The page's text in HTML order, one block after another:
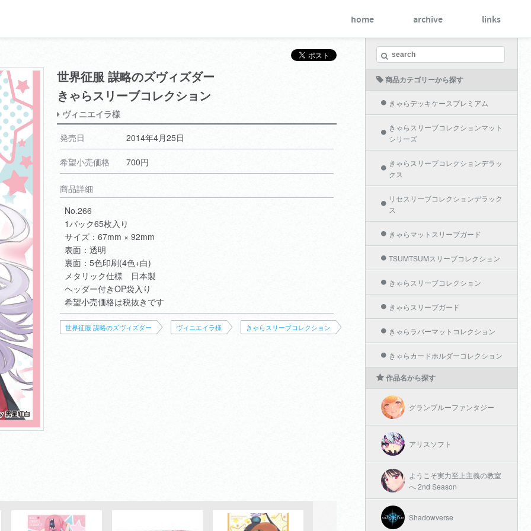
home archive links
世界征服 謀略のズヴィズダー
きゃらスリーブコレクション
ヴィニエイラ様
発売日
2014年4月25日
希望小売価格 700円
商品詳細
No.266
1パック65枚入り
サイズ：67mm × 92mm
表面：透明
裏面：5色印刷(4色+白)
メタリック仕様 日本製
ヘッダー付きOP袋入り
希望小売価格は税抜きです
世界征服 謀略のズヴィズダー ヴィニエイラ様 きゃらスリーブコレクション
商品カテゴリーから探す
きゃらデッキケースプレミアム
きゃらスリーブコレクションマット
シリーズ
きゃらスリーブコレクションデラッ
クス
リセスリーブコレクションデラック
ス
きゃらマットスリーブガード
TSUMTSUMスリーブコレクション
きゃらスリーブコレクション
きゃらスリーブガード
きゃらラバーマットコレクション
きゃらカードホルダーコレクション
作品名から探す
グランブルーファンタジー
アリスソフト
ようこそ実力至上主義の教室
へ 2nd Season
Shadowverse